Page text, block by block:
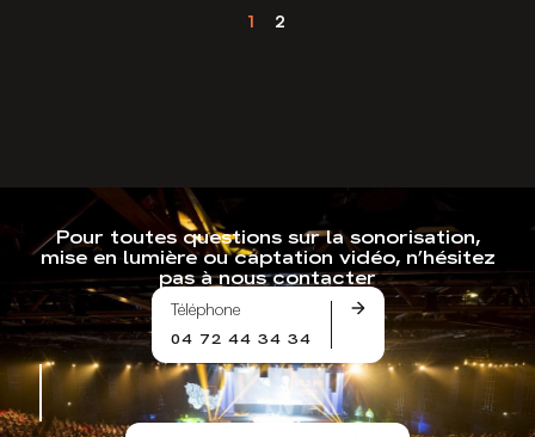
1 2
Pour toutes questions sur la sonorisation,
mise en lumière ou captation vidéo, n’hésitez
pas à nous contacter
Téléphone
04 72 44 34 34